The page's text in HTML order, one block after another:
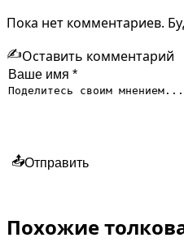
Пока нет комментариев.
✍️Оставить комментарий
📤Отправить
Похожие